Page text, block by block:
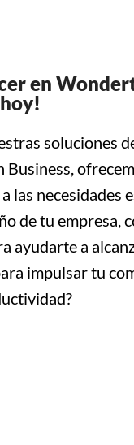
en
hoy!
soluciones
las necesidades
de tu empresa,
ayudarte a
impulsar tu